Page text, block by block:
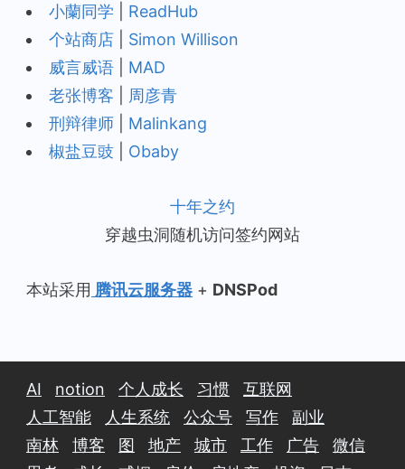
小蘭同学
ReadHub
个站商店
Simon Willison
威言威语
MAD
老张博客
周彦青
刑辩律师
Malinkang
椒盐豆豉
Obaby
十年之约
穿越虫洞随机访问签约网站
本站采用 腾讯云服务器 + DNSPod
AI notion 个人成长 习惯
互联网
人工智能
人生系统 公众号 写作
副业
南林
博客 图 地产 城市 工作 广告
微信